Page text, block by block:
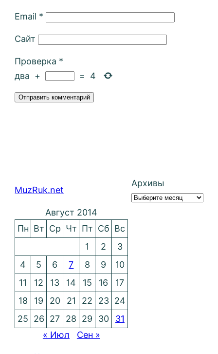
Email *
Сайт
Проверка *
два + = 4
MuzRuk.net
Архивы
Август 2014
Пн Вт Ср Чт Пт Сб Вс
1
2
3
4
5 6 7 8 9
10
11
12 13 14 15 16
17
18
19 20 21 22 23 24
25
26 27 28 29 30
31
« Июл
Сен »